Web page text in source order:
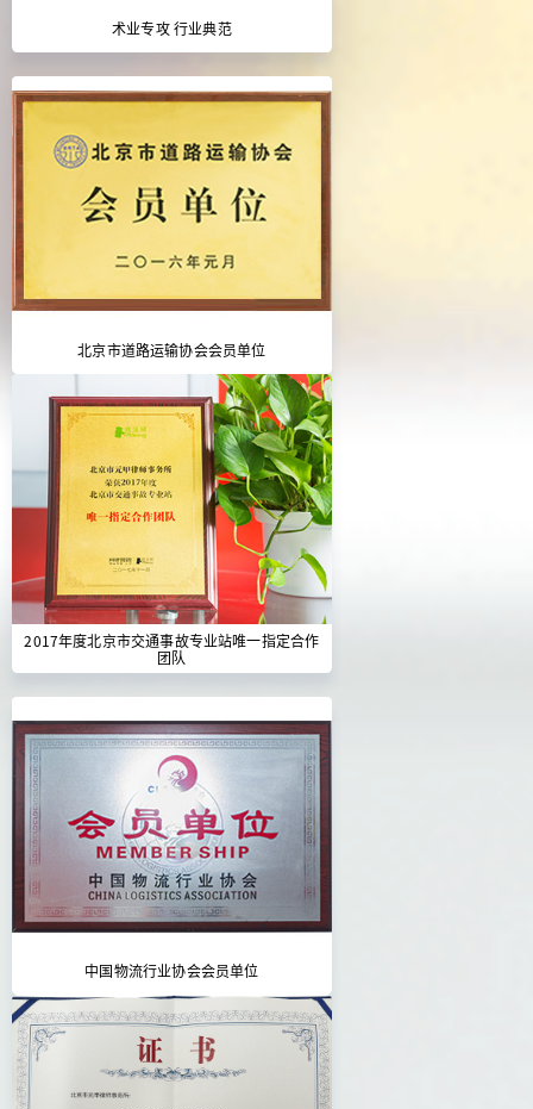
术业专攻 行业典范
北京市道路运输协会会员单位
2017年度北京市交通事故专业站唯一指定合作
团队
中国物流行业协会会员单位